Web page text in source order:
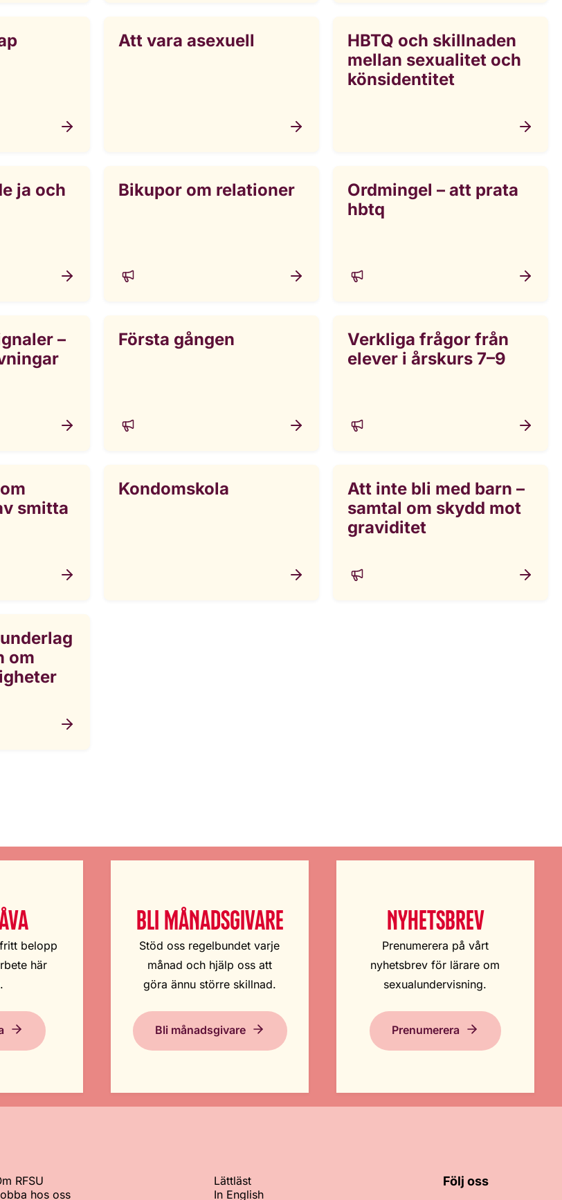
Att vara asexuell
HBTQ och skillnaden
mellan sexualitet och
könsidentitet
ja och
Bikupor om relationer
Ordmingel – att prata
hbtq
–
Första gången
Verkliga frågor från
elever i årskurs 7–9
smitta
Kondomskola
Att inte bli med barn –
samtal om skydd mot
graviditet
om
belopp
här
BLI MÅNADSGIVARE
Stöd oss regelbundet varje
månad och hjälp oss att
göra ännu större skillnad.
Bli månadsgivare
NYHETSBREV
Prenumerera på vårt
nyhetsbrev för lärare om
sexualundervisning.
Prenumerera
RFSU
hos oss
Lättläst
In English
Följ oss